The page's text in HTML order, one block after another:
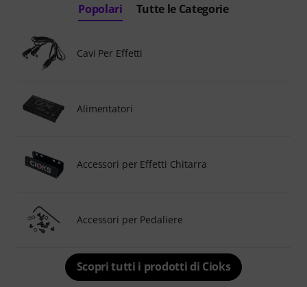
Popolari Tutte le Categorie
Cavi Per Effetti
Alimentatori
Accessori per Effetti Chitarra
Accessori per Pedaliere
Scopri tutti i prodotti di Cioks